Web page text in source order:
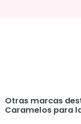
Otras marcas
Caramelos para